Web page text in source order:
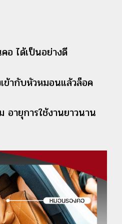
อ ได้เป็นอย่างดี
ข้ากับหัวหมอนแล้วล็อค
อายุการใช้งานยาวนาน